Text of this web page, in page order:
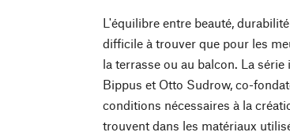
L'équilibre entre beauté,
difficile à trouver que pour les
la terrasse ou au balcon. La
Bippus et Otto Sudrow, co-
conditions nécessaires à la
trouvent dans les matériaux